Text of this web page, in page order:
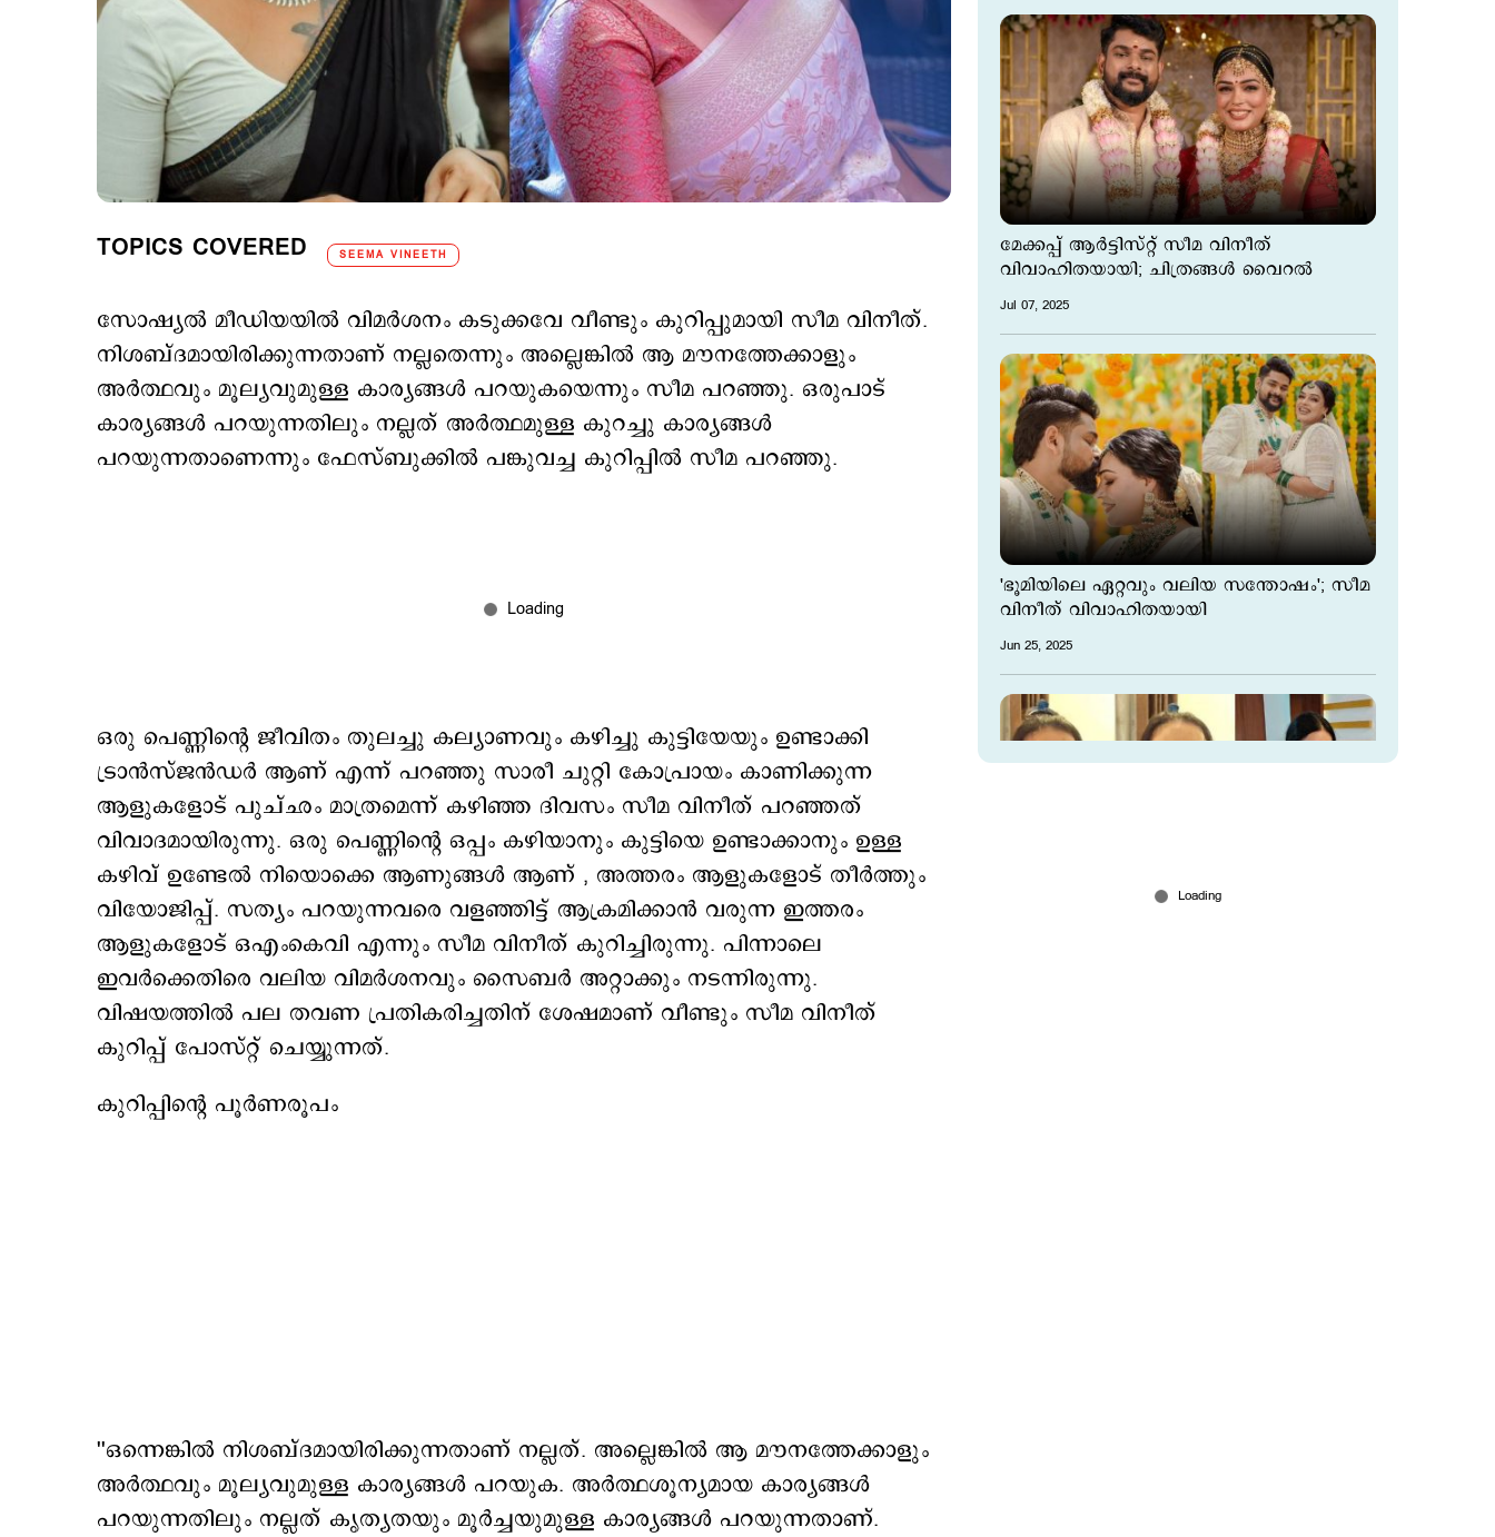
TOPICS COVERED SEEMA VINEETH
സോഷ്യല്‍ മീഡിയയില്‍ വിമര്‍ശനം കടുക്കവേ വീണ്ടും കുറിപ്പുമായി സീമ വിനീത്.
നിശബ്ദമായിരിക്കുന്നതാണ് നല്ലതെന്നും അല്ലെങ്കിൽ ആ മൗനത്തേക്കാളും
അർത്ഥവും മൂല്യവുമുള്ള കാര്യങ്ങൾ പറയുകയെന്നും സീമ പറഞ്ഞു. ഒരുപാട്
കാര്യങ്ങൾ പറയുന്നതിലും നല്ലത് അർത്ഥമുള്ള കുറച്ചു കാര്യങ്ങൾ
പറയുന്നതാണെന്നും ഫേസ്ബുക്കില്‍ പങ്കുവച്ച കുറിപ്പില്‍ സീമ പറഞ്ഞു.
ഒരു പെണ്ണിന്റെ ജീവിതം തുലച്ചു കല്യാണവും കഴിച്ചു കുട്ടിയേയും ഉണ്ടാക്കി
ട്രാൻസ്ജൻഡർ ആണ് എന്ന് പറഞ്ഞു സാരീ ചുറ്റി കോപ്രായം കാണിക്കുന്ന
ആളുകളോട് പുച്ഛം മാത്രമെന്ന് കഴിഞ്ഞ ദിവസം സീമ വിനീത് പറഞ്ഞത്
വിവാദമായിരുന്നു. ഒരു പെണ്ണിന്റെ ഒപ്പം കഴിയാനും കുട്ടിയെ ഉണ്ടാക്കാനും ഉള്ള
കഴിവ് ഉണ്ടേൽ നിയൊക്കെ ആണുങ്ങൾ ആണ് , അത്തരം ആളുകളോട് തീർത്തും
വിയോജിപ്പ്. സത്യം പറയുന്നവരെ വളഞ്ഞിട്ട് ആക്രമിക്കാൻ വരുന്ന ഇത്തരം
ആളുകളോട് ഒഎംകെവി എന്നും സീമ വിനീത് കുറിച്ചിരുന്നു. പിന്നാലെ
ഇവര്‍ക്കെതിരെ വലിയ വിമര്‍ശനവും സൈബര്‍ അറ്റാക്കും നടന്നിരുന്നു.
വിഷയത്തില്‍ പല തവണ പ്രതികരിച്ചതിന് ശേഷമാണ് വീണ്ടും സീമ വിനീത്
കുറിപ്പ് പോസ്റ്റ് ചെയ്യുന്നത്.
കുറിപ്പിന്‍റെ പൂര്‍ണരൂപം
''ഒന്നെങ്കിൽ നിശബ്ദമായിരിക്കുന്നതാണ് നല്ലത്. അല്ലെങ്കിൽ ആ മൗനത്തേക്കാളും
അർത്ഥവും മൂല്യവുമുള്ള കാര്യങ്ങൾ പറയുക. അർത്ഥശൂന്യമായ കാര്യങ്ങൾ
പറയുന്നതിലും നല്ലത് കൃത്യതയും മൂർച്ചയുമുള്ള കാര്യങ്ങൾ പറയുന്നതാണ്.
മേക്കപ്പ് ആർട്ടിസ്റ്റ് സീമ വിനീത്
വിവാഹിതയായി; ചിത്രങ്ങള്‍ വൈറല്‍
Jul 07, 2025
'ഭൂമിയിലെ ഏറ്റവും വലിയ സന്തോഷം'; സീമ
വിനീത് വിവാഹിതയായി
Jun 25, 2025